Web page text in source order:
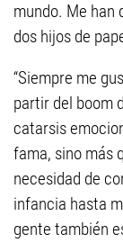
mundo. Me han
dos hijos de
“Siempre me
partir del boom
catarsis
fama, sino más
necesidad de
infancia hasta
gente también